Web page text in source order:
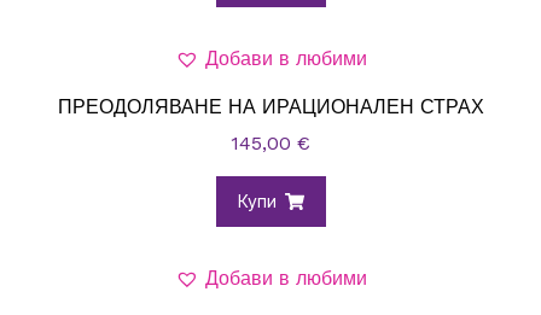
Добави в любими
ПРЕОДОЛЯВАНЕ НА ИРАЦИОНАЛЕН СТРАХ
145,00 €
Купи
Добави в любими